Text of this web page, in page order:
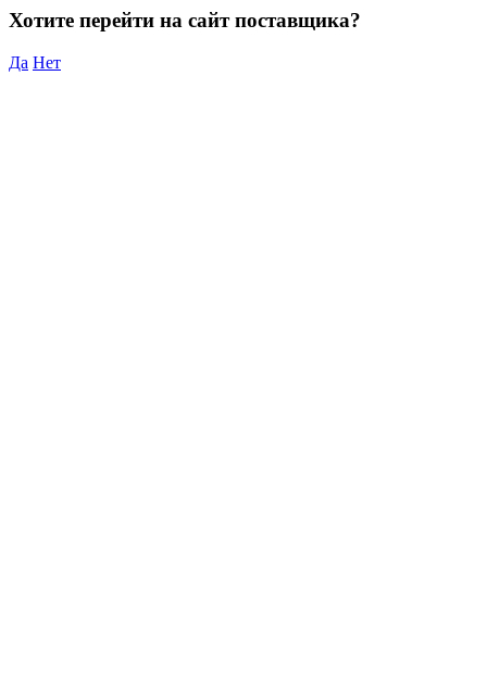
Хотите перейти на сайт поставщика?
Да Нет